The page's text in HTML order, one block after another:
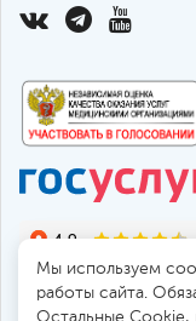
Мы используем
работы сайта.
Остальные Сookie,